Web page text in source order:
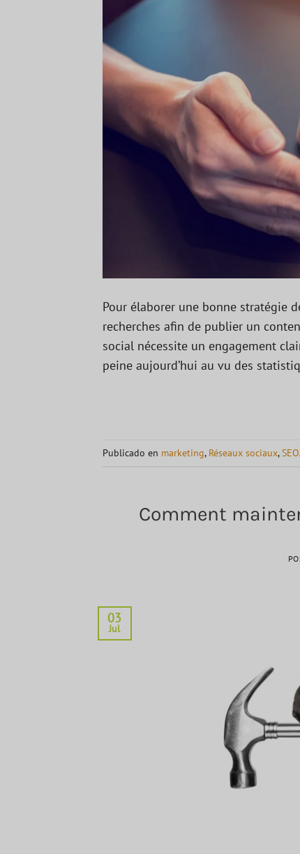
Pour élaborer une bonne stratégie
recherches afin de publier un
social nécessite un engagement
peine aujourd’hui au vu des
Publicado en marketing, Réseaux sociaux,SEO
Comment
03
Jul